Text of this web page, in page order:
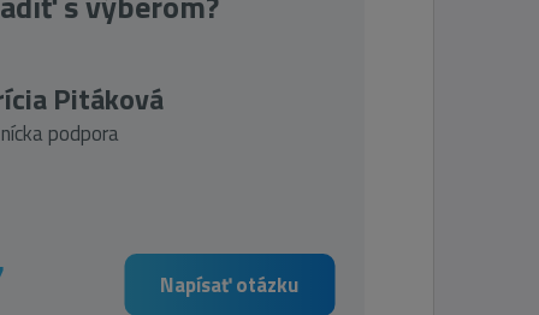
Pitáková
podpora
Napísať otázku